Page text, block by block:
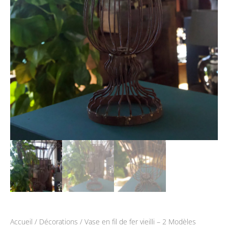
Accueil / Décorations / Vase en fil de fer vieilli – 2 Modèles